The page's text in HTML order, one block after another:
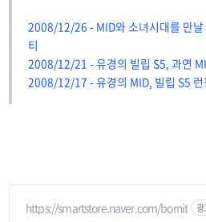
2008/12/26 - MID와 소녀시대를 만날
티
2008/12/21 - 유경의 빌립 S5, 과연
2008/12/17 - 유경의 MID, 빌립 S5 런
https://smartstore.naver.com/bornit